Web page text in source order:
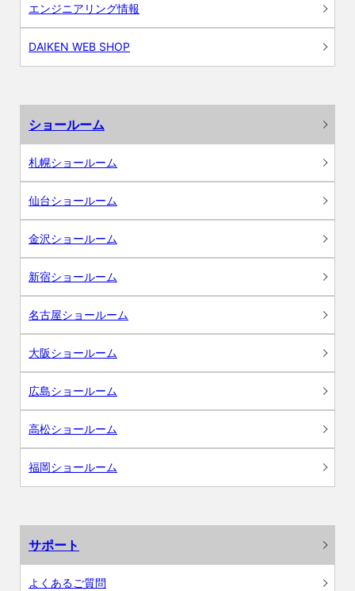
エンジニアリング情報
DAIKEN WEB SHOP
ショールーム
札幌ショールーム
仙台ショールーム
金沢ショールーム
新宿ショールーム
名古屋ショールーム
大阪ショールーム
広島ショールーム
高松ショールーム
福岡ショールーム
サポート
よくあるご質問